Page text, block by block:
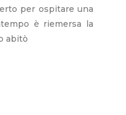
per ospitare una
è riemersa la
abitò